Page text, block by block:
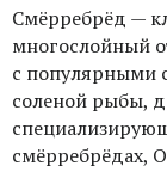
Смёрребрёд —
многослойный
с популярными
соленой рыбы,
смёрребрёдах,